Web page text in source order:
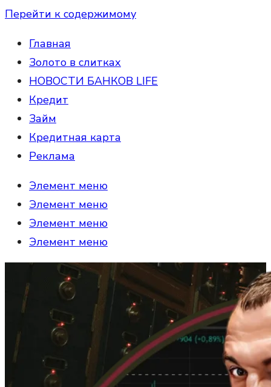
Перейти к содержимому
Главная
Золото в слитках
НОВОСТИ БАНКОВ LIFE
Кредит
Займ
Кредитная карта
Реклама
Элемент меню
Элемент меню
Элемент меню
Элемент меню